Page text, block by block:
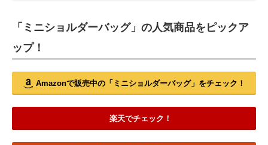
「ミニショルダーバッグ」の人気商品をピックア
ップ！
Amazonで販売中の「ミニショルダーバッグ」をチェック！
楽天でチェック！